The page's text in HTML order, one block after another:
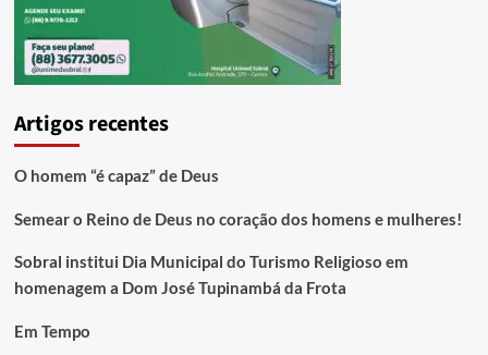
Artigos recentes
O homem “é capaz” de Deus
Semear o Reino de Deus no coração dos homens e mulheres!
Sobral institui Dia Municipal do Turismo Religioso em
homenagem a Dom José Tupinambá da Frota
Em Tempo